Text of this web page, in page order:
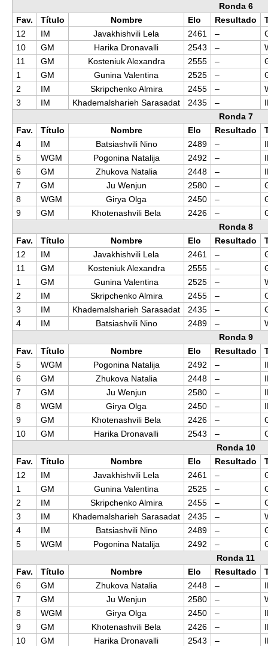
Ronda 6
Fav.
Título Nombre Elo Resultado
12
IM Javakhishvili Lela 2461 –
10
GM Harika Dronavalli 2543 –
11
GM Kosteniuk Alexandra 2555 –
1
GM Gunina Valentina 2525 –
2
IM Skripchenko Almira 2455 –
3
IM Khademalsharieh Sarasadat 2435 –
Ronda 7
Fav.
Título Nombre Elo Resultado
4
IM Batsiashvili Nino 2489 –
5
WGM Pogonina Natalija 2492 –
6
GM Zhukova Natalia 2448 –
7
GM Ju Wenjun 2580 –
8
WGM Girya Olga 2450 –
9
GM Khotenashvili Bela 2426 –
Ronda 8
Fav.
Título Nombre Elo Resultado
12
IM Javakhishvili Lela 2461 –
11
GM Kosteniuk Alexandra 2555 –
1
GM Gunina Valentina 2525 –
2
IM Skripchenko Almira 2455 –
3
IM Khademalsharieh Sarasadat 2435 –
4
IM Batsiashvili Nino 2489 –
Ronda 9
Fav.
Título Nombre Elo Resultado
5
WGM Pogonina Natalija 2492 –
6
GM Zhukova Natalia 2448 –
7
GM Ju Wenjun 2580 –
8
WGM Girya Olga 2450 –
9
GM Khotenashvili Bela 2426 –
10
GM Harika Dronavalli 2543 –
Ronda 10
Fav.
Título Nombre Elo Resultado
12
IM Javakhishvili Lela 2461 –
1
GM Gunina Valentina 2525 –
2
IM Skripchenko Almira 2455 –
3
IM Khademalsharieh Sarasadat 2435 –
4
IM Batsiashvili Nino 2489 –
5
WGM Pogonina Natalija 2492 –
Ronda 11
Fav.
Título Nombre Elo Resultado
6
GM Zhukova Natalia 2448 –
7
GM Ju Wenjun 2580 –
8
WGM Girya Olga 2450 –
9
GM Khotenashvili Bela 2426 –
10
GM Harika Dronavalli 2543 –